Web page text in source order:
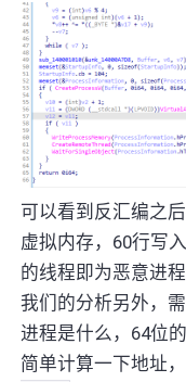
可以看到反汇编之
虚拟内存，60行写
的线程即为恶意进
我们的分析另外，
进程是什么，64位
简单计算一下地址